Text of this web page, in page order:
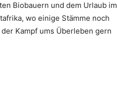
Biobauern und dem Urlaub im
wo einige Stämme noch
Kampf ums Überleben gern